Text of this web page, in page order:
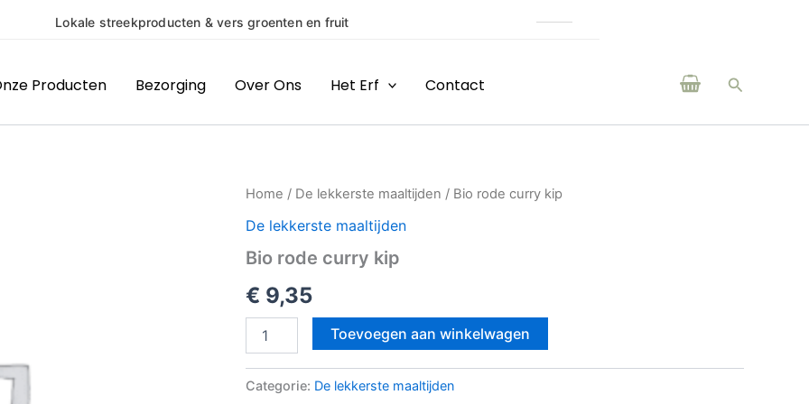
& vers groenten en fruit (H)eerlijke producten van boeren en makers uit de
Producten Bezorging Over Ons Het Erf Contact Zoeken
Home / De lekkerste maaltijden / Bio rode curry kip
De lekkerste maaltijden
Bio rode curry kip
€ 9,35
Bio
curry
aantal
Toevoegen aan winkelwagen
Categorie: De lekkerste maaltijden